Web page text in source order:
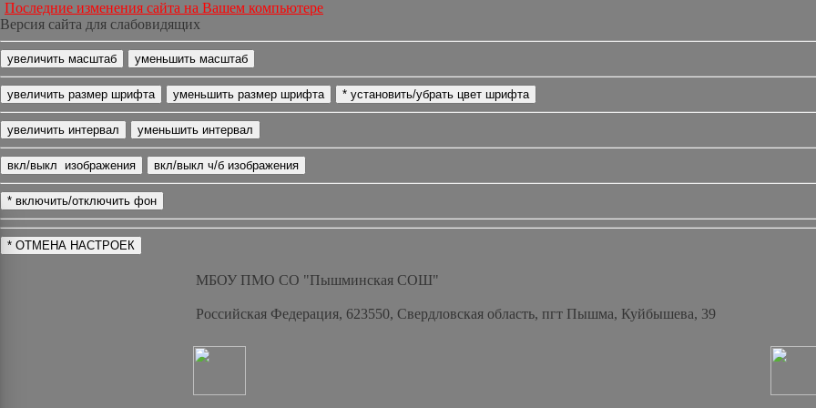
Последние изменения сайта на Вашем компьютере
Версия сайта для слабовидящих
МБОУ ПМО СО "Пышминская СОШ"
Российская Федерация, 623550, Свердловская область, пгт Пышма, Куйбышева, 39